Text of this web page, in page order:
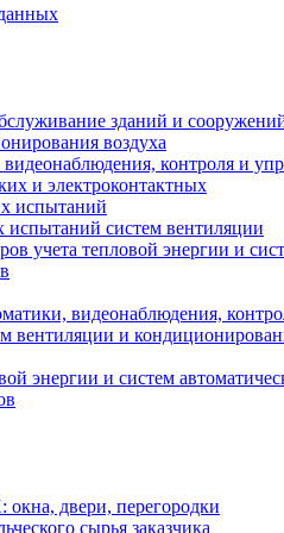
зданий и
воздуха
контроля и
и электроконтактных
испытаний
испытаний систем вентиляции
учета тепловой энергии и
видеонаблюдения,
вентиляции и
энергии и систем
двери, перегородки
сырья заказчика